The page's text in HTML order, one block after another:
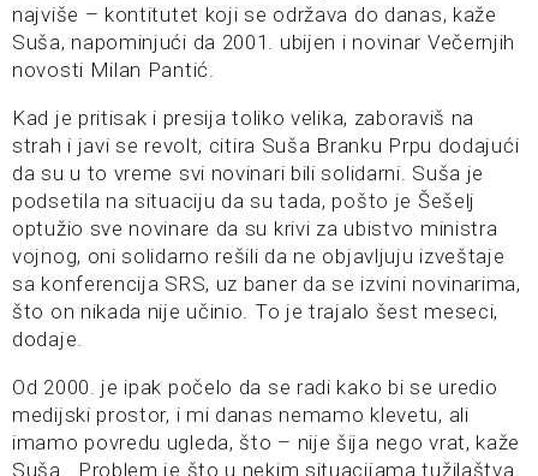
najviše – kontitutet koji se održava do danas, kaže
Suša, napominjući da 2001. ubijen i novinar Večernjih
novosti Milan Pantić.
Kad je pritisak i presija toliko velika, zaboraviš na
strah i javi se revolt, citira Suša Branku Prpu dodajući
da su u to vreme svi novinari bili solidarni. Suša je
podsetila na situaciju da su tada, pošto je Šešelj
optužio sve novinare da su krivi za ubistvo ministra
vojnog, oni solidarno rešili da ne objavljuju izveštaje
sa konferencija SRS, uz baner da se izvini novinarima,
što on nikada nije učinio. To je trajalo šest meseci,
dodaje.
Od 2000. je ipak počelo da se radi kako bi se uredio
medijski prostor, i mi danas nemamo klevetu, ali
imamo povredu ugleda, što – nije šija nego vrat, kaže
Suša. Problem je što u nekim situacijama tužilaštva